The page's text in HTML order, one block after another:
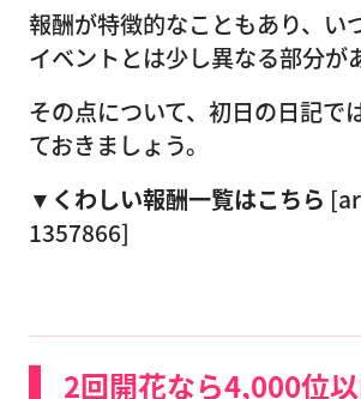
報酬が特徴的なこともあり、い
イベントとは少し異なる部分が
その点について、初日の日記で
ておきましょう。
▼くわしい報酬一覧はこちら
1357866]
2回開花なら4,000位